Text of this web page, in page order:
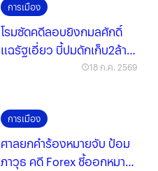
การเมือง
โรมซัดคดีลอบยิงกมลศักดิ์
แฉรัฐเอี่ยว บี้ปมดักเก็บ2ล้าน
18 ก.ค. 2569
การเมือง
ศาลยกคำร้องหมายจับ ป้อม
ภาวุธ คดี Forex ชี้ออกหมาย